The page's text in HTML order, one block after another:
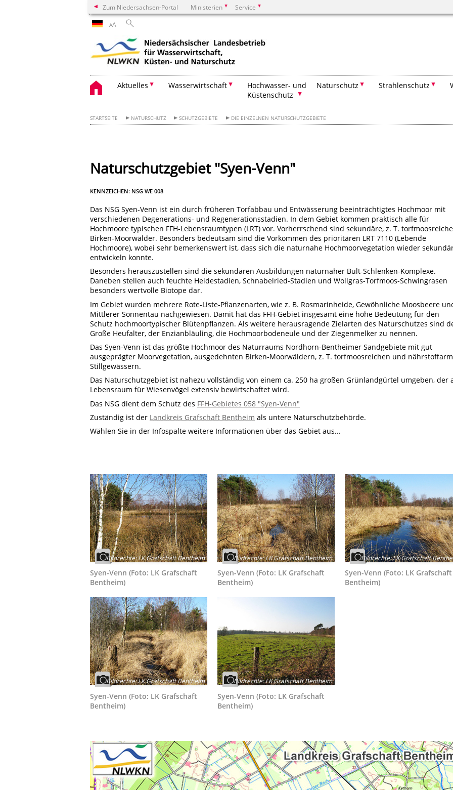
Zum Niedersachsen-Portal Ministerien Service
AA
Aktuelles Wasserwirtschaft
Hochwasser- und
Küstenschutz
Naturschutz Strahlenschutz
STARTSEITE NATURSCHUTZ SCHUTZGEBIETE DIE EINZELNEN NATURSCHUTZGEBIETE
Naturschutzgebiet "Syen-Venn"
KENNZEICHEN: NSG WE 008
Das NSG Syen-Venn ist ein durch früheren Torfabbau und Entwässerung beeinträchtigtes Hochmoor mit
verschiedenen Degenerations- und Regenerationsstadien. In dem Gebiet kommen praktisch alle für
Hochmoore typischen FFH-Lebensraumtypen (LRT) vor. Vorherrschend sind sekundäre, z. T. torfmoosreiche
Birken-Moorwälder. Besonders bedeutsam sind die Vorkommen des prioritären LRT 7110 (Lebende
Hochmoore), wobei sehr bemerkenswert ist, dass sich die naturnahe Hochmoorvegetation wieder
entwickeln konnte.
Besonders herauszustellen sind die sekundären Ausbildungen naturnaher Bult-Schlenken-Komplexe.
Daneben stellen auch feuchte Heidestadien, Schnabelried-Stadien und Wollgras-Torfmoos-Schwingrasen
besonders wertvolle Biotope dar.
Im Gebiet wurden mehrere Rote-Liste-Pflanzenarten, wie z. B. Rosmarinheide, Gewöhnliche Moosbeere
Mittlerer Sonnentau nachgewiesen. Damit hat das FFH-Gebiet insgesamt eine hohe Bedeutung für den
Schutz hochmoortypischer Blütenpflanzen. Als weitere herausragende Zielarten des Naturschutzes sind
Große Heufalter, der Enzianbläuling, die Hochmoorbodeneule und der Ziegenmelker zu nennen.
Das Syen-Venn ist das größte Hochmoor des Naturraums Nordhorn-Bentheimer Sandgebiete mit gut
ausgeprägter Moorvegetation, ausgedehnten Birken-Moorwäldern, z. T. torfmoosreichen und
Stillgewässern.
Das Naturschutzgebiet ist nahezu vollständig von einem ca. 250 ha großen Grünlandgürtel umgeben, der
Lebensraum für Wiesenvögel extensiv bewirtschaftet wird.
Das NSG dient dem Schutz des FFH-Gebietes 058 "Syen-Venn"
Zuständig ist der Landkreis Grafschaft Bentheim als untere Naturschutzbehörde.
Wählen Sie in der Infospalte weitere Informationen über das Gebiet aus...
Bildrechte:LK Grafschaft Bentheim
Syen-Venn (Foto: LK Grafschaft
Bentheim)
Bildrechte:LK Grafschaft Bentheim
Syen-Venn (Foto: LK Grafschaft
Bentheim)
Bildrechte:LK Grafschaft
Syen-Venn (Foto: LK Grafschaft
Bentheim)
Bildrechte:LK Grafschaft Bentheim
Syen-Venn (Foto: LK Grafschaft
Bentheim)
Bildrechte:LK Grafschaft Bentheim
Syen-Venn (Foto: LK Grafschaft
Bentheim)